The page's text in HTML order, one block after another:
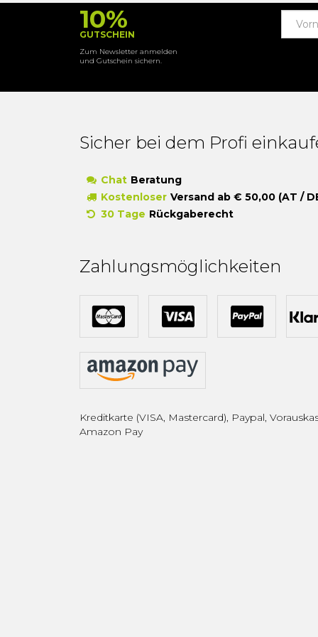
10%
GUTSCHEIN
Zum Newsletter anmelden
und Gutschein sichern.
Sicher bei dem Profi
Chat Beratung
Kostenloser Versand ab € 50,00 (AT /
30 Tage Rückgaberecht
Zahlungsmöglichkeiten
Kreditkarte (VISA, Mastercard), Paypal,
Amazon Pay